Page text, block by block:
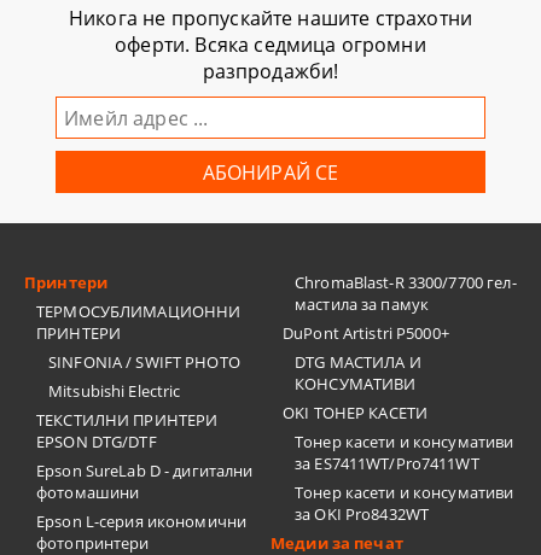
Никога не пропускайте нашите страхотни
оферти. Всяка седмица огромни
разпродажби!
Принтери
ТЕРМОСУБЛИМАЦИОННИ
ПРИНТЕРИ
SINFONIA / SWIFT PHOTO
Mitsubishi Electric
ТЕКСТИЛНИ ПРИНТЕРИ
EPSON DTG/DTF
Epson SureLab D - дигитални
фотомашини
Epson L-серия икономични
фотопринтери
ChromaBlast-R 3300/7700 гел-
мастила за памук
DuPont Artistri P5000+
DTG МАСТИЛА И
КОНСУМАТИВИ
OKI ТОНЕР КАСЕТИ
Тонер касети и консумативи
за ES7411WT/Pro7411WT
Тонер касети и консумативи
за OKI Pro8432WT
Медии за печат